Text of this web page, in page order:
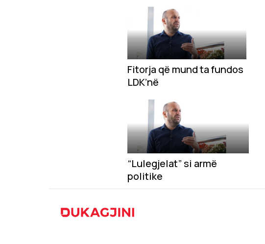
Fitorja që mund ta fundos
LDK’në
“Lulegjelat” si armë
politike